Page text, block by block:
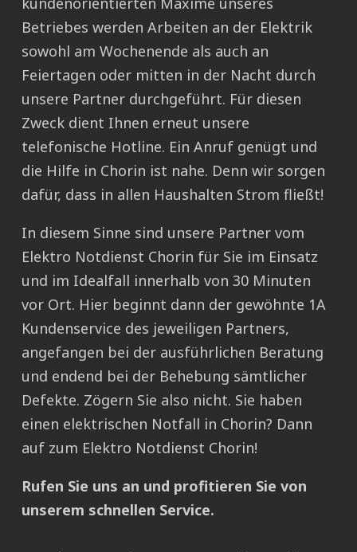
Betriebes werden Arbeiten an der Elektrik
sowohl am Wochenende als auch an
Feiertagen oder mitten in der Nacht durch
unsere Partner durchgeführt. Für diesen
Zweck dient Ihnen erneut unsere
telefonische Hotline. Ein Anruf genügt und
die Hilfe in Chorin ist nahe. Denn wir sorgen
dafür, dass in allen Haushalten Strom fließt!
In diesem Sinne sind unsere Partner vom
Elektro Notdienst Chorin für Sie im Einsatz
und im Idealfall innerhalb von 30 Minuten
vor Ort. Hier beginnt dann der gewöhnte 1A
Kundenservice des jeweiligen Partners,
angefangen bei der ausführlichen Beratung
und endend bei der Behebung sämtlicher
Defekte. Zögern Sie also nicht. Sie haben
einen elektrischen Notfall in Chorin? Dann
auf zum Elektro Notdienst Chorin!
Rufen Sie uns an und profitieren Sie von
unserem schnellen Service.